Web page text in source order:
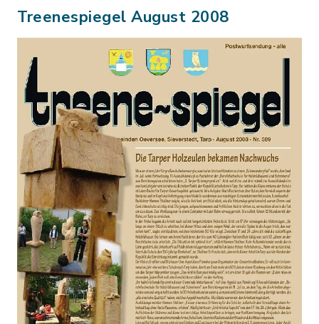
Treenespiegel August 2008